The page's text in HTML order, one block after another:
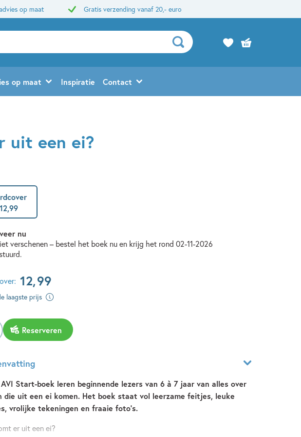
op maat Gratis verzending vanaf 20,- euro
op maat Inspiratie Contact
uit een ei?
12,99
nu
verschenen – bestel het boek nu en krijg het rond 02-11-2026
12,99
laagste prijs
Reserveren
Start-boek leren beginnende lezers van 6 à 7 jaar van alles over
die uit een ei komen. Het boek staat vol leerzame feitjes, leuke
vrolijke tekeningen en fraaie foto’s.
er uit een ei?